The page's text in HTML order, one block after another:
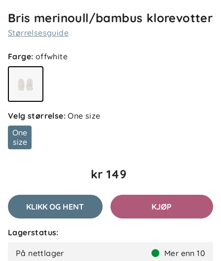
Bris merinoull/bambus klorevotter
Størrelsesguide
Farge: offwhite
Velg størrelse:One size
One
size
kr 149
KLIKK OG HENT KJØP
Lagerstatus:
På nettlager Mer enn 10
4.5
basert på 2 anmeldelser
Anmeldelser (2)
Sorter etter
2 måneder siden
AB